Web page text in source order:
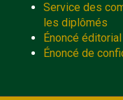
Service des
les diplômés
Énoncé éditorial
Énoncé de